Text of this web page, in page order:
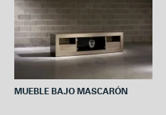
MUEBLE BAJO MASCARÓN